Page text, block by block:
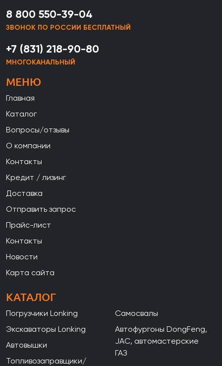
8 800 550-39-04
ЗВОНОК ПО РОССИИ БЕСПЛАТНЫЙ
+7 (831) 218-90-80
МНОГОКАНАЛЬНЫЙ
МЕНЮ
Главная
Каталог
Вопросы/отзывы
О компании
Контакты
Кредит / лизинг
Доставка
Отправить запрос
Прайс-лист
Контакты
Новости
Карта сайта
КАТАЛОГ
Погрузчики Lonking
Экскаваторы Lonking
Автовышки
Топливозаправщики/
Самосвалы
Автофургоны DongFeng,
JAC, автомастерские
ГАЗ